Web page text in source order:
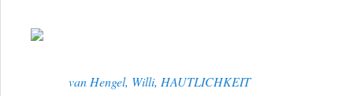
van Hengel, Willi, HAUTLICHKEIT